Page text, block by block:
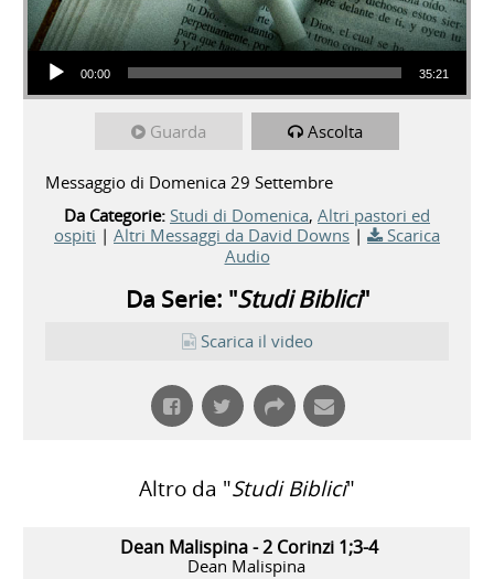
Audio Player
00:00 35:21
Guarda Ascolta
Messaggio di Domenica 29 Settembre
Da Categorie: Studi di Domenica, Altri pastori ed
ospiti | Altri Messaggi da David Downs |
Scarica
Audio
Da Serie: "Studi Biblici"
Scarica il video
Altro da "Studi Biblici"
Dean Malispina - 2 Corinzi 1;3-4
Dean Malispina